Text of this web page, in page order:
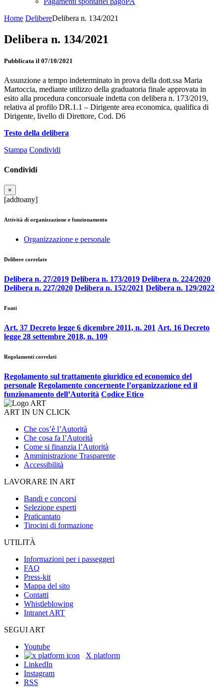
Home DelibereDelibera n. 134/2021
Delibera n. 134/2021
Pubblicata il 07/10/2021
Assunzione a tempo indeterminato in prova della dott.ssa Maria
Martoccia, mediante utilizzo della graduatoria finale approvata in
esito alla procedura concorsuale indetta con delibera n. 173/2019,
relativa al profilo DR.1.1 – Dirigente area economica, qualifica di
Dirigente, livello di Direttore, Cod. D6
Testo della delibera
Stampa Condividi
Condividi
×
[addtoany]
Attività di organizzazione e funzionamento
Organizzazione e personale
Delibere correlate
Delibera n. 27/2019 Delibera n. 173/2019 Delibera n. 224/2020
Delibera n. 227/2020 Delibera n. 152/2021 Delibera n. 129/2022
Fonti
Art. 37 Decreto legge 6 dicembre 2011, n. 201 Art. 16 Decreto
legge 28 settembre 2018, n. 109
Regolamenti correlati
Regolamento sul trattamento giuridico ed economico del
personale Regolamento concernente l’organizzazione ed il
funzionamento dell’Autorità Codice Etico
ART IN UN CLICK
Che cos’è l’Autorità
Che cosa fa l’Autorità
Come si finanzia l’Autorità
Amministrazione Trasparente
Accessibilità
LAVORARE IN ART
Bandi e concorsi
Selezione esperti
Praticantato
Tirocini di formazione
UTILITÀ
Informazioni per i passeggeri
FAQ
Press-kit
Mappa del sito
Contatti
Whistleblowing
Intranet ART
SEGUI ART
Youtube
X platform
LinkedIn
Instagram
RSS